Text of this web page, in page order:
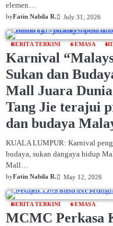
elemen…
byFatin Nabila R. July 31, 2026
BERITA TERKINI SEMASA
Karnival
Sukan dan
Mall Juara
Tang Jie terajui
dan budaya
KUALA LUMPUR: Karnival
budaya, sukan dangaya hidup
Mall…
byFatin Nabila R. May 12, 2026
BERITA TERKINI SEMASA
MCMC Perkasa